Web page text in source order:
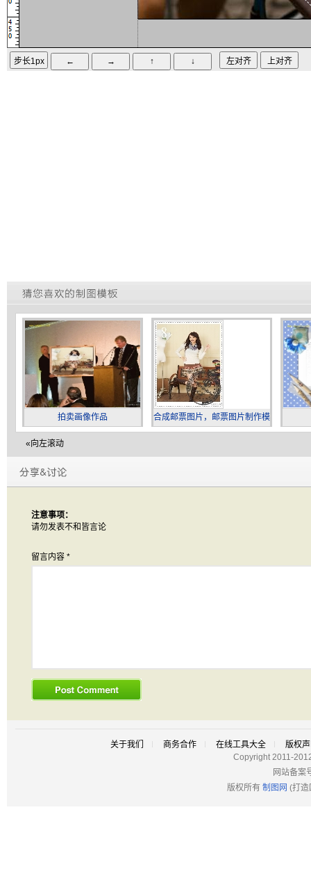
拍卖画像作品
合成邮票图片，邮票图片制作模
板
«向左滚动
注意事项：
请勿发表不和皆言论
留言内容 *
关于我们 商务合作 在线工具大全
版权
Copyright 2011-
网站备案
版权所有 制图网 (打造